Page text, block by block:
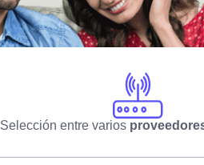
Selección entre varios